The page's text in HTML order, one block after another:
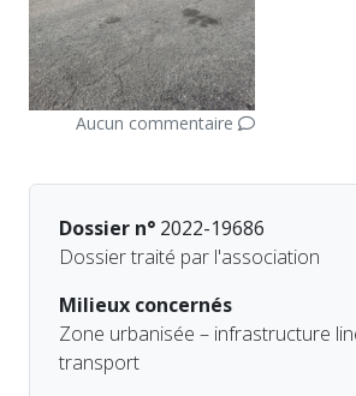
Aucun commentaire
Dossier n° 2022-19686
Dossier traité par l'association
Milieux concernés
Zone urbanisée – infrastructure
transport